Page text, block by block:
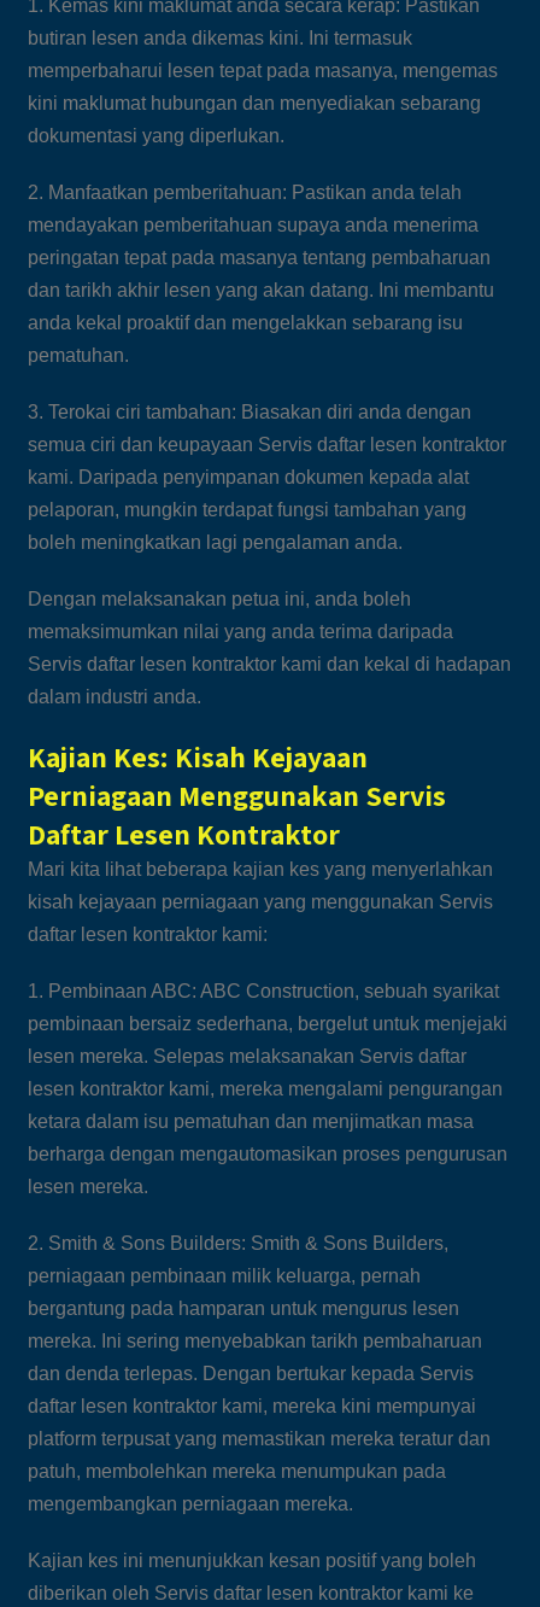
1. Kemas kini maklumat anda secara kerap: Pastikan
butiran lesen anda dikemas kini. Ini termasuk
memperbaharui lesen tepat pada masanya, mengemas
kini maklumat hubungan dan menyediakan sebarang
dokumentasi yang diperlukan.
2. Manfaatkan pemberitahuan: Pastikan anda telah
mendayakan pemberitahuan supaya anda menerima
peringatan tepat pada masanya tentang pembaharuan
dan tarikh akhir lesen yang akan datang. Ini membantu
anda kekal proaktif dan mengelakkan sebarang isu
pematuhan.
3. Terokai ciri tambahan: Biasakan diri anda dengan
semua ciri dan keupayaan Servis daftar lesen kontraktor
kami. Daripada penyimpanan dokumen kepada alat
pelaporan, mungkin terdapat fungsi tambahan yang
boleh meningkatkan lagi pengalaman anda.
Dengan melaksanakan petua ini, anda boleh
memaksimumkan nilai yang anda terima daripada
Servis daftar lesen kontraktor kami dan kekal di hadapan
dalam industri anda.
Kajian Kes: Kisah Kejayaan
Perniagaan Menggunakan Servis
Daftar Lesen Kontraktor
Mari kita lihat beberapa kajian kes yang menyerlahkan
kisah kejayaan perniagaan yang menggunakan Servis
daftar lesen kontraktor kami:
1. Pembinaan ABC: ABC Construction, sebuah syarikat
pembinaan bersaiz sederhana, bergelut untuk menjejaki
lesen mereka. Selepas melaksanakan Servis daftar
lesen kontraktor kami, mereka mengalami pengurangan
ketara dalam isu pematuhan dan menjimatkan masa
berharga dengan mengautomasikan proses pengurusan
lesen mereka.
2. Smith & Sons Builders: Smith & Sons Builders,
perniagaan pembinaan milik keluarga, pernah
bergantung pada hamparan untuk mengurus lesen
mereka. Ini sering menyebabkan tarikh pembaharuan
dan denda terlepas. Dengan bertukar kepada Servis
daftar lesen kontraktor kami, mereka kini mempunyai
platform terpusat yang memastikan mereka teratur dan
patuh, membolehkan mereka menumpukan pada
mengembangkan perniagaan mereka.
Kajian kes ini menunjukkan kesan positif yang boleh
diberikan oleh Servis daftar lesen kontraktor kami ke